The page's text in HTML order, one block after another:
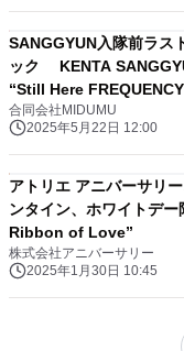
SANGGYUN入隊前ラス
ック KENTA
“Still Here
メッセージカード付き
合同会社MIDUMU
2025年5月22日 12:00
アトリエ アニバーサリ
ンタイン、ホワイトデ
Ribbon of Love”
株式会社アニバーサリー
2025年1月30日 10:45